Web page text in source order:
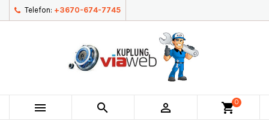
Telefon: +3670-674-7745
   shopping_cart0